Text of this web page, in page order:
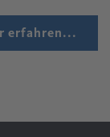
erfahren...